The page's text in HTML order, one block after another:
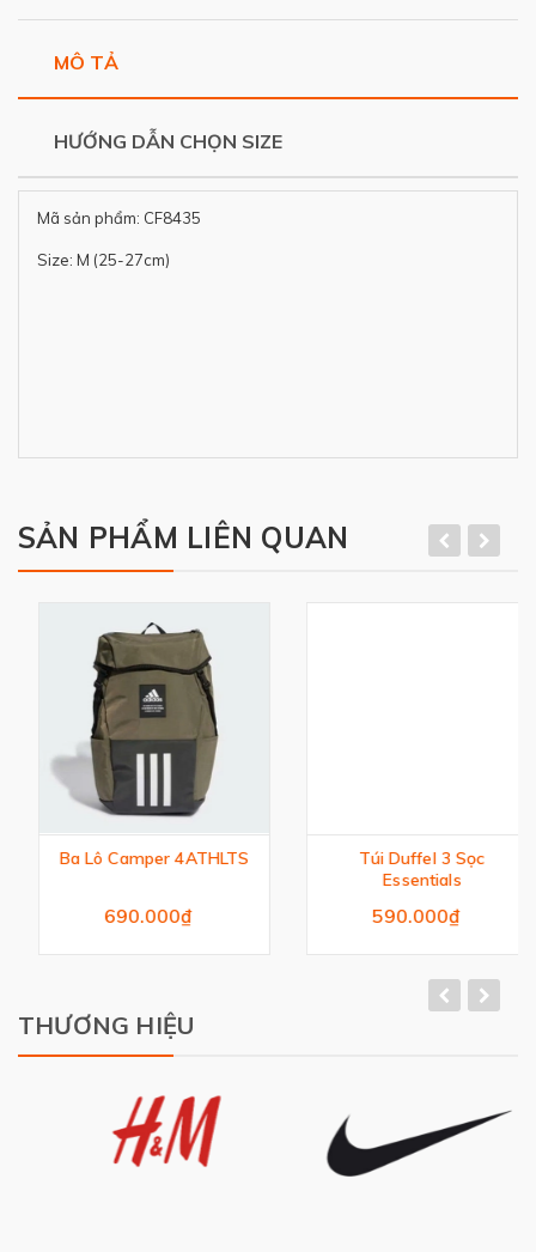
MÔ TẢ
HƯỚNG DẪN CHỌN SIZE
Mã sản phẩm: CF8435
Size: M (25-27cm)
SẢN PHẨM LIÊN QUAN
Ba Lô Camper 4ATHLTS
690.000₫
Túi Duffel 3 Sọc
Essentials
590.000₫
THƯƠNG HIỆU